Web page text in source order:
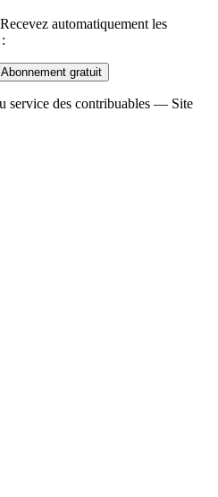
automatiquement les
Abonnement gratuit
des contribuables — Site